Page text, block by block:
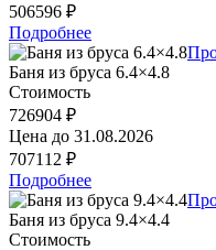
506596 ₽
Подробнее
Баня из бруса 6.4×4.8
Стоимость
726904 ₽
Цена до 31.08.2026
707112 ₽
Подробнее
Баня из бруса 9.4×4.4
Стоимость